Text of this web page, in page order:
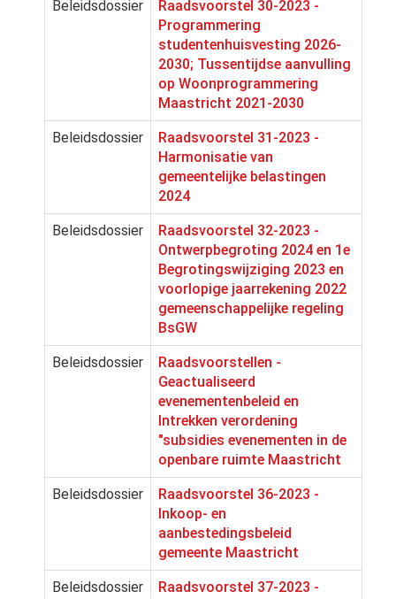
Beleidsdossier
Raadsvoorstel 30-2023 -
Programmering
studentenhuisvesting 2026-
2030; Tussentijdse aanvulling
op Woonprogrammering
Maastricht 2021-2030
Beleidsdossier
Raadsvoorstel 31-2023 -
Harmonisatie van
gemeentelijke belastingen
2024
Beleidsdossier
Raadsvoorstel 32-2023 -
Ontwerpbegroting 2024 en 1e
Begrotingswijziging 2023 en
voorlopige jaarrekening 2022
gemeenschappelijke regeling
BsGW
Beleidsdossier
Raadsvoorstellen -
Geactualiseerd
evenementenbeleid en
Intrekken verordening
"subsidies evenementen in de
openbare ruimte Maastricht
Beleidsdossier
Raadsvoorstel 36-2023 -
Inkoop- en
aanbestedingsbeleid
gemeente Maastricht
Beleidsdossier
Raadsvoorstel 37-2023 -